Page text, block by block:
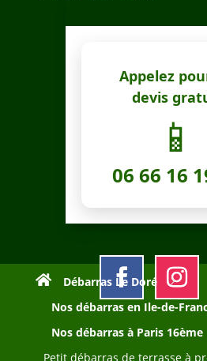
Appelez
devis
📱
06 66 16
Débarras Le Doré
Nos débarras en Ile-de-
Nos débarras à Paris 16ème
Petit débarras de terrasse à